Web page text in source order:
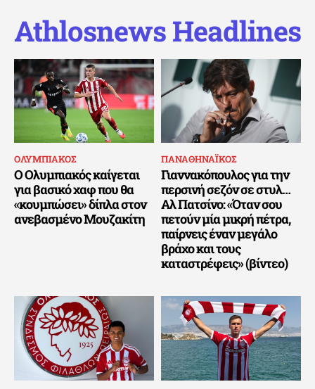
Athlosnews Headlines
ΟΛΥΜΠΙΑΚΟΣ
Ο Ολυμπιακός καίγεται
για βασικό χαφ που θα
«κουμπώσει» δίπλα στον
ανεβασμένο Μουζακίτη
ΠΑΝΑΘΗΝΑΪΚΟΣ
Γιαννακόπουλος για την
περσινή σεζόν σε στυλ…
Αλ Πατσίνο: «Όταν σου
πετούν μία μικρή πέτρα,
παίρνεις έναν μεγάλο
βράχο και τους
καταστρέφεις» (βίντεο)